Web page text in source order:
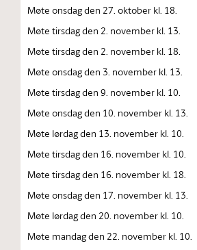
Møte onsdag den 27. oktober kl. 18.
Møte tirsdag den 2. november kl. 13.
Møte tirsdag den 2. november kl. 18.
Møte onsdag den 3. november kl. 13.
Møte tirsdag den 9. november kl. 10.
Møte onsdag den 10. november kl. 13.
Møte lørdag den 13. november kl. 10.
Møte tirsdag den 16. november kl. 10.
Møte tirsdag den 16. november kl. 18.
Møte onsdag den 17. november kl. 13.
Møte lørdag den 20. november kl. 10.
Møte mandag den 22. november kl. 10.